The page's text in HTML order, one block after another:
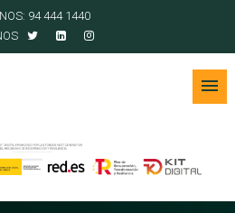
94 444 1440